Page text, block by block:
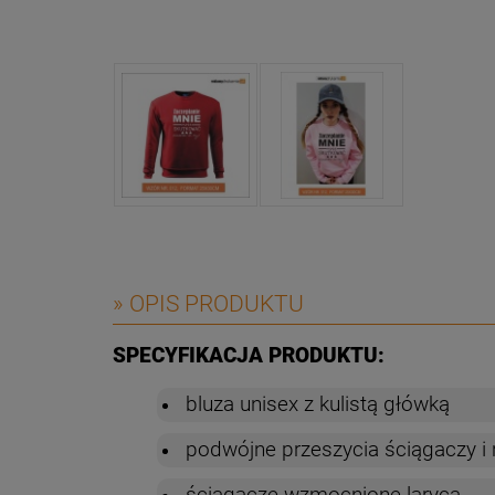
» OPIS PRODUKTU
SPECYFIKACJA PRODUKTU:
bluza unisex z kulistą główką
podwójne przeszycia ściągaczy i